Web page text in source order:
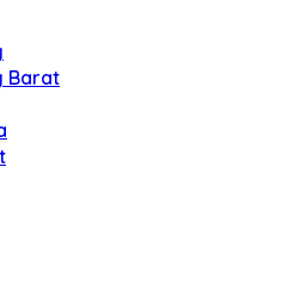
Barat